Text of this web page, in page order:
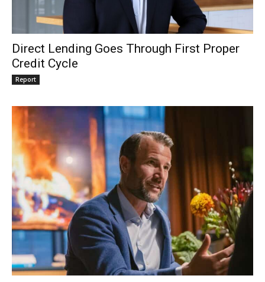
Direct Lending Goes Through First Proper
Credit Cycle
Report